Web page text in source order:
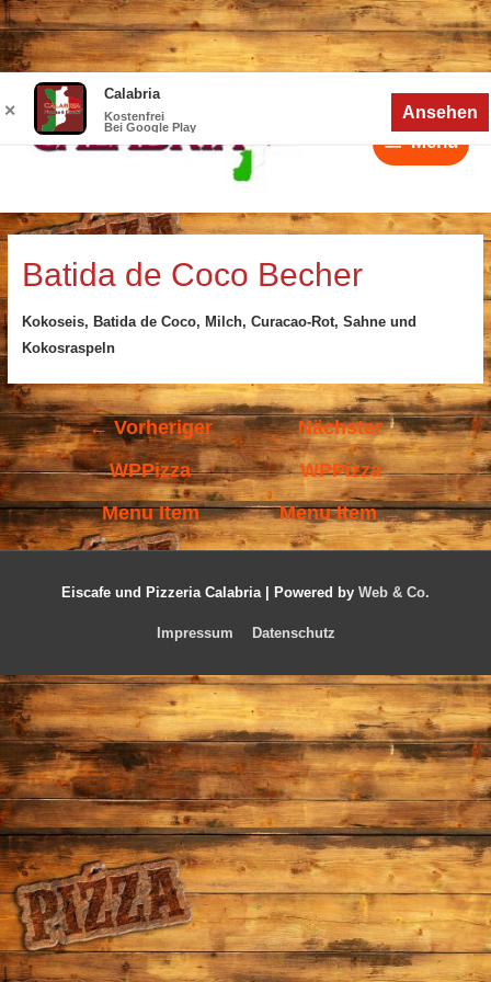
Inhalt
springen
Menü
Menü
Batida de Coco Becher
Kokoseis, Batida de Coco, Milch, Curacao-Rot, Sahne und
Kokosraspeln
Beitragsnavigation
←Vorheriger
WPPizza
Menu Item
Nächster
WPPizza
Menu Item→
Eiscafe und Pizzeria Calabria | Powered by Web & Co.
Impressum Datenschutz
✕
Calabria
Kostenfrei
Bei Google Play
Ansehen